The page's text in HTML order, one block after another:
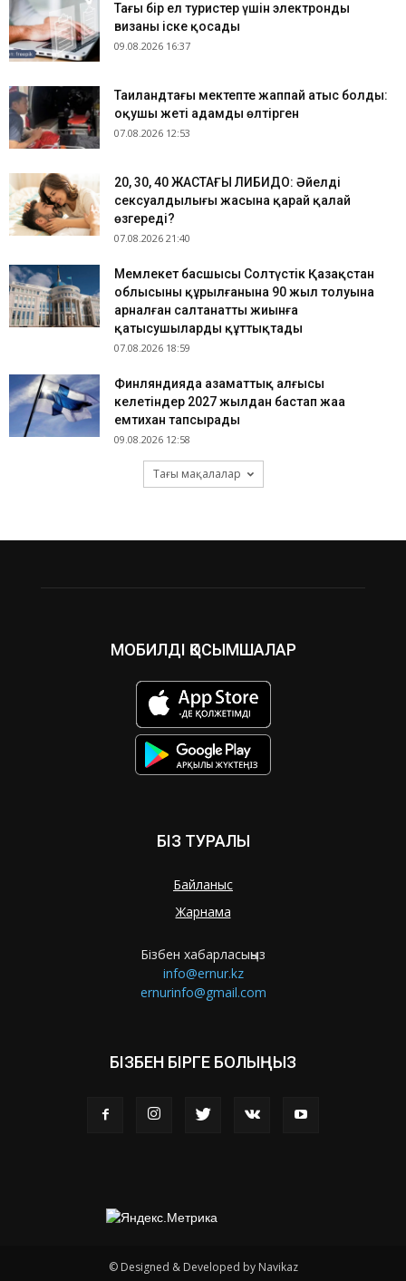
Тағы бір ел туристер үшін электронды
визаны іске қосады
09.08.2026 16:37
Таиландтағы мектепте жаппай атыс болды:
оқушы жеті адамды өлтірген
07.08.2026 12:53
​20, 30, 40 ЖАСТАҒЫ ЛИБИДО: Әйелдің
сексуалдылығы жасына қарай қалай
өзгереді?
07.08.2026 21:40
Мемлекет басшысы Солтүстік Қазақстан
облысының құрылғанына 90 жыл толуына
арналған салтанатты жиынға
қатысушыларды құттықтады
07.08.2026 18:59
Финляндияда азаматтық алғысы
келетіндер 2027 жылдан бастап жаңа
емтихан тапсырады
09.08.2026 12:58
Тағы мақалалар
МОБИЛДІ ҚОСЫМШАЛАР
БІЗ ТУРАЛЫ
Байланыс
Жарнама
Бізбен хабарласыңыз
info@ernur.kz
ernurinfo@gmail.com
БІЗБЕН БІРГЕ БОЛЫҢЫЗ
© Designed & Developed by Navikaz